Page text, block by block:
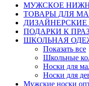
МУЖСКОЕ
ТОВАРЫ ДЛЯ
ПОДАРКИ К
ШКОЛЬНАЯ
Показать все
Школьные
Носки для
Носки для
Мужские носки